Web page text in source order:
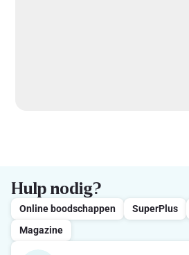
Hulp nodig?
Online boodschappen SuperPlus
Magazine